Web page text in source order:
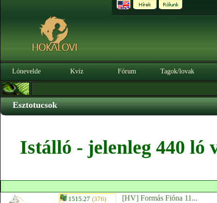
Lónevelde Kvíz Fórum Tagok/lovak
Esztotucsok
Istálló - jelenleg 440 ló
1515.27 (376)
[HV] Formás Fióna 11...